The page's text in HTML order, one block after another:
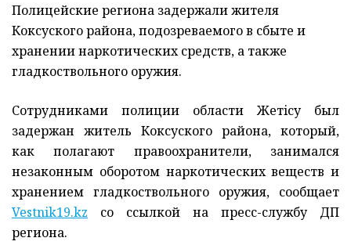
Полицейские региона задержали жителя
Коксуского района, подозреваемого в сбыте и
хранении наркотических средств, а также
гладкоствольного оружия.
Сотрудниками полиции области Жетiсу был
задержан житель Коксуского района, который,
как полагают правоохранители, занимался
незаконным оборотом наркотических веществ и
хранением гладкоствольного оружия, сообщает
Vestnik19.kz со ссылкой на пресс-службу ДП
региона.